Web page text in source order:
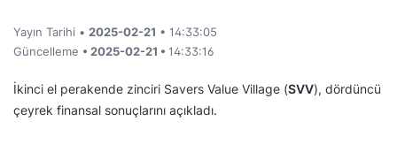
Yayın Tarihi • 2025-02-21 • 14:33:05
Güncelleme • 2025-02-21 • 14:33:16
İkinci el perakende zinciri Savers Value Village (SVV), dördüncü
çeyrek finansal sonuçlarını açıkladı.